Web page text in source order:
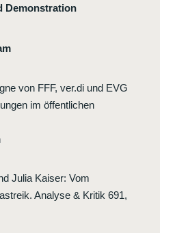
Demonstration
von FFF, ver.di und EVG
im öffentlichen
Julia Kaiser:Vom
Analyse & Kritik 691,